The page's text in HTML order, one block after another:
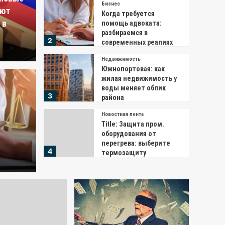
помощь адвоката:
реалиях
2
Бизнес
Когда требуется
помощь адвоката:
разбираемся в
современных реалиях
3
Недвижимость
Южнопортовая: как
жилая недвижимость у
воды меняет облик
района
4
Новостная лента
Title: Защита пром.
оборудования от
перегрева: выберите
термозащиту
Как экономика
превращает страх в
деньги и когда это
выгодно госбюджету